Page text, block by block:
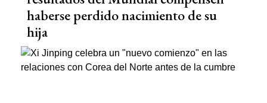
haberse perdido nacimiento de su
hija